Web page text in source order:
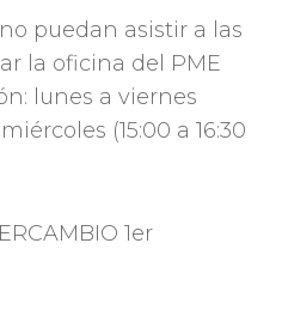
puedan asistir a las
la oficina del PME
lunes a viernes
(15:00 a 16:30
1er